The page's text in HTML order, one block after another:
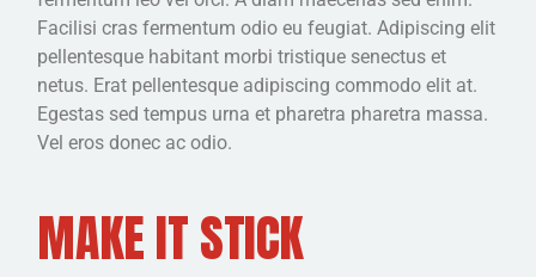
Facilisi cras fermentum odio eu feugiat. Adipiscing elit
pellentesque habitant morbi tristique senectus et
netus. Erat pellentesque adipiscing commodo elit at.
Egestas sed tempus urna et pharetra pharetra massa.
Vel eros donec ac odio.
MAKE IT STICK